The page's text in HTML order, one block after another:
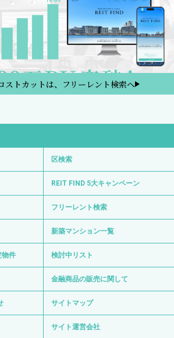
ストカットは、フリーレント検索へ
区検索
REIT FIND 5大キャンペーン
フリーレント検索
新築マンション一覧
物件 検討中リスト
金融商品の販売に関して
サイトマップ
サイト運営会社